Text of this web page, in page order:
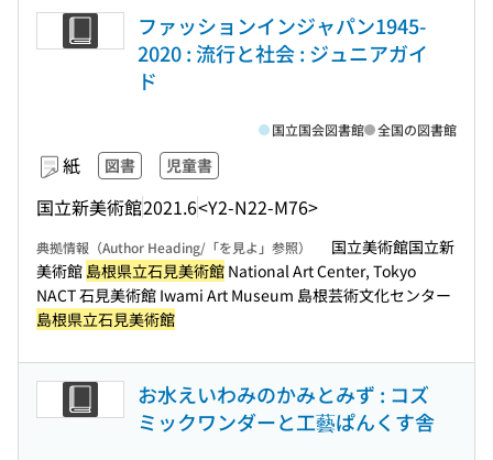
ファッションインジャパン1945-
2020 : 流行と社会 : ジュニアガイ
ド
紙 図書 児童書
国立新美術館2021.6<Y2-N22-M76>
国立国会図書館 全国の図書館
典拠情報（Author Heading/「を見よ」参照）
国立美術館国立新
美術館 島根県立石見美術館 National Art Center, Tokyo
NACT 石見美術館 Iwami Art Museum 島根芸術文化センター
島根県立石見美術館
お水えいわみのかみとみず : コズ
ミックワンダーと工藝ぱんくす舎